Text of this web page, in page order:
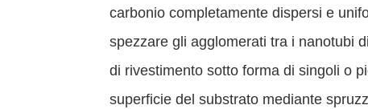
carbonio completamente dispersi e
spezzare gli agglomerati tra i nanotubi
di rivestimento sotto forma di singoli o
superficie del substrato mediante